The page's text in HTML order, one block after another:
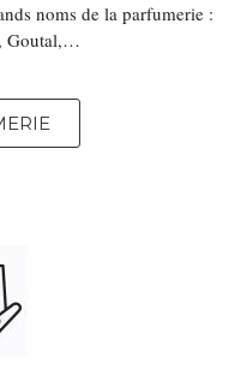
noms de la parfumerie :
Goutal,…